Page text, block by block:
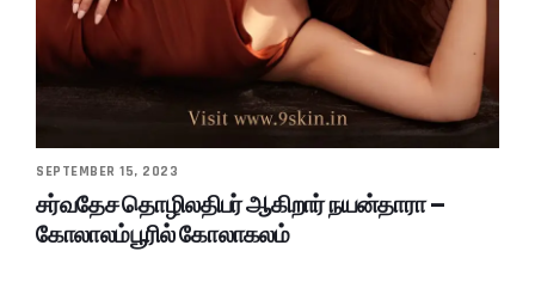
SEPTEMBER 15, 2023
சர்வதேச தொழிலதிபர் ஆகிறார் நயன்தாரா –
கோலாலம்பூரில் கோலாகலம்